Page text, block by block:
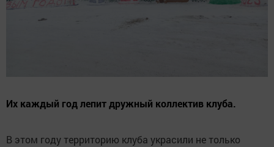
Их каждый год лепит дружный коллектив клуба.
В этом году территорию клуба украсили не только